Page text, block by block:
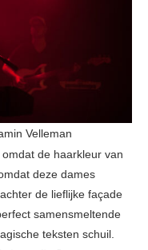
Velleman
de haarkleur van
deze dames
de lieflijke façade
samensmeltende
teksten schuil.